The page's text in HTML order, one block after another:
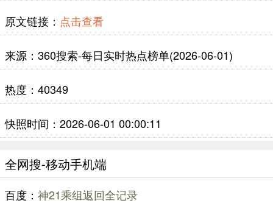
原文链接： 点击查看
来源：360搜索-每日实时热点榜单(2026-06-01)
热度：40349
快照时间：2026-06-01 00:00:11
全网搜-移动手机端
百度： 神21乘组返回全记录